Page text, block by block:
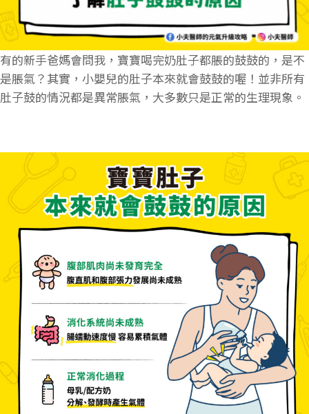
有的新手爸媽會問我，寶寶喝完奶肚子都脹的鼓鼓的，是不
是脹氣？其實，小嬰兒的肚子本來就會鼓鼓的喔！並非所有
肚子鼓的情況都是異常脹氣，大多數只是正常的生理現象。